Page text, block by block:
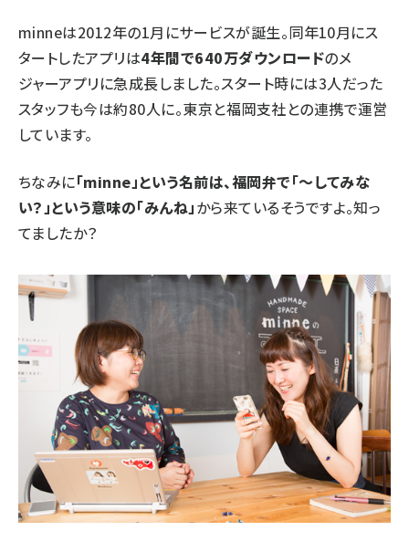
minneは2012年の1月にサービスが誕生。同年10月にス
タートしたアプリは4年間で640万ダウンロードのメ
ジャーアプリに急成長しました。スタート時には3人だった
スタッフも今は約80人に。東京と福岡支社との連携で運営
しています。
ちなみに「minne」という名前は、福岡弁で「〜してみな
い？」という意味の「みんね」から来ているそうですよ。知っ
てましたか？